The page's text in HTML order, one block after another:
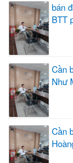
bán
BTT
Cần
Như
Cần